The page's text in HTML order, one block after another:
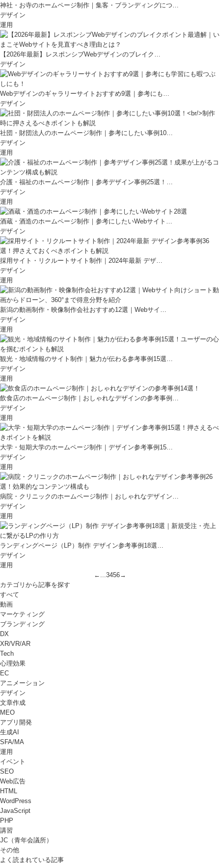
神社・お寺のホームページ制作｜集客・ブランディングにつ…
デザイン
運用
【2026年最新】レスポンシブWebデザインのブレイク…
デザイン
Webデザインのギャラリーサイトおすすめ9選｜参考にも…
デザイン
社団・財団法人のホームページ制作｜参考にしたい事例10…
デザイン
運用
介護・福祉のホームページ制作｜参考デザイン事例25選！…
デザイン
運用
酒蔵・酒造のホームページ制作｜参考にしたいWebサイト…
デザイン
採用サイト・リクルートサイト制作｜2024年最新 デザ…
デザイン
運用
新潟の動画制作・映像制作会社おすすめ12選｜Webサイ…
デザイン
運用
観光・地域情報のサイト制作｜魅力が伝わる参考事例15選…
デザイン
運用
飲食店のホームページ制作｜おしゃれなデザインの参考事例…
デザイン
運用
大学・短期大学のホームページ制作｜デザイン参考事例15…
デザイン
運用
病院・クリニックのホームページ制作｜おしゃれなデザイン…
デザイン
運用
ランディングページ（LP）制作 デザイン参考事例18選…
デザイン
運用
← ...3456→
カテゴリから記事を探す
すべて
動画
マーケティング
ブランディング
DX
XR/VR/AR
Tech
心理効果
EC
アニメーション
デザイン
文章作成
MEO
アプリ開発
生成AI
SFA/MA
運用
イベント
SEO
Web広告
HTML
WordPress
JavaScript
PHP
講習
JC（青年会議所）
その他
よく読まれている記事